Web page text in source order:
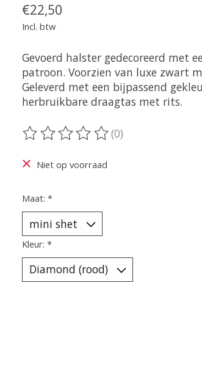
€22,50
Incl. btw
Gevoerd halster gedecoreerd met
patroon. Voorzien van luxe zwart
Geleverd met een bijpassend
herbruikbare draagtas met rits.
De beoordeling van dit product is
(0)
Niet op voorraad
Maat: *
Kleur: *